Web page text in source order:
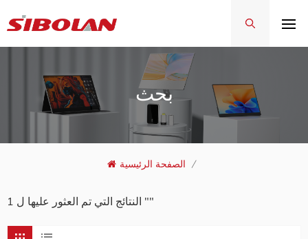
بحث
الصفحة الرئيسية /
1 النتائج التي تم العثور عليها ل ""